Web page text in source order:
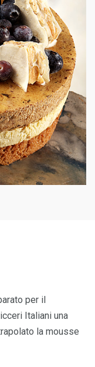
per il
Italiani una
la mousse